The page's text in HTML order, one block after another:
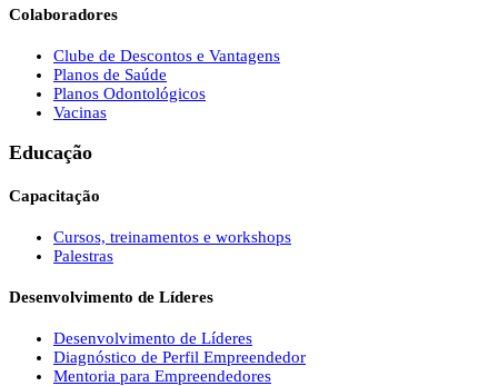
Colaboradores
Clube de Descontos e Vantagens
Planos de Saúde
Planos Odontológicos
Vacinas
Educação
Capacitação
Cursos, treinamentos e workshops
Palestras
Desenvolvimento de Líderes
Desenvolvimento de Líderes
Diagnóstico de Perfil Empreendedor
Mentoria para Empreendedores